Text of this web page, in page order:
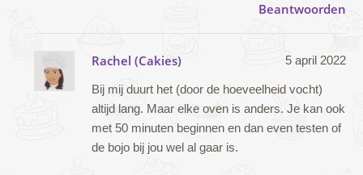
Beantwoorden
Rachel (Cakies) 5 april 2022
Bij mij duurt het (door de hoeveelheid vocht)
altijd lang. Maar elke oven is anders. Je kan ook
met 50 minuten beginnen en dan even testen of
de bojo bij jou wel al gaar is.